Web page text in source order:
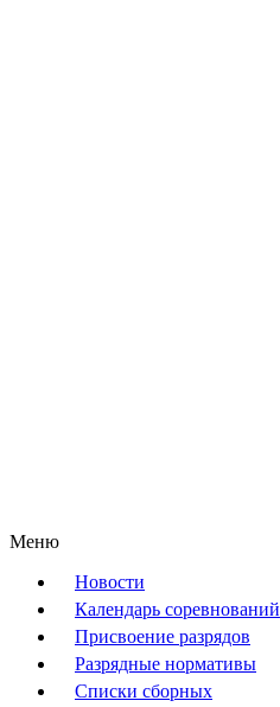
Меню
Новости
Календарь соревнований
Присвоение разрядов
Разрядные нормативы
Списки сборных